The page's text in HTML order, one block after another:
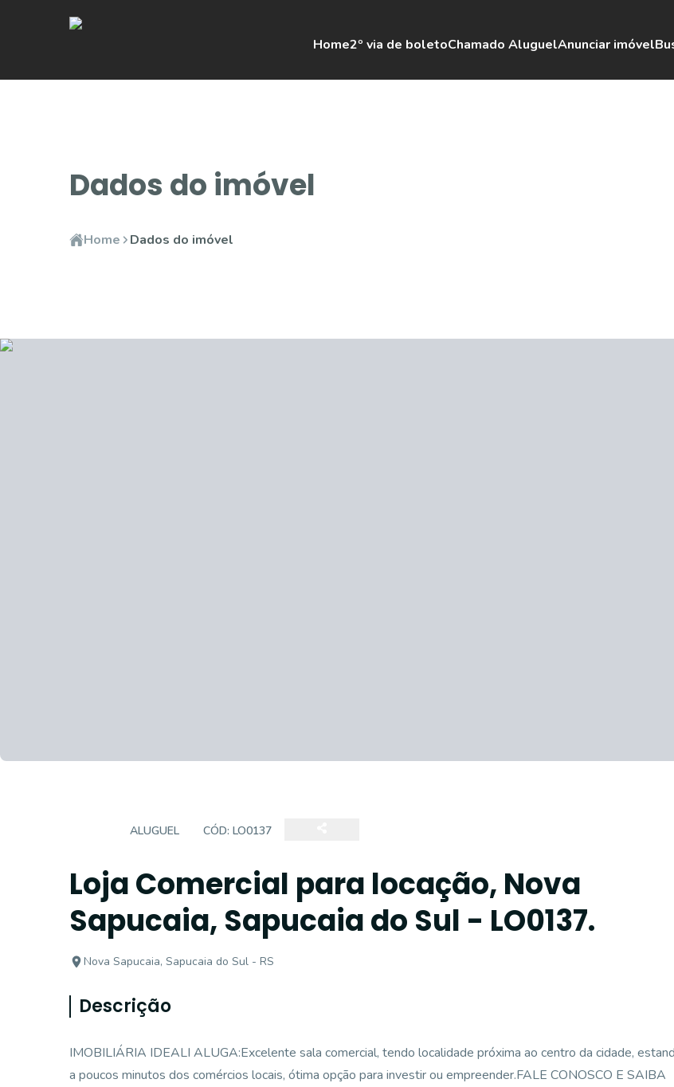
Home2º via de boletoChamado AluguelAnunciar imóvel
Dados do imóvel
Home Dados do imóvel
ALUGUEL CÓD: LO0137
Loja Comercial para locação, Nova
Sapucaia, Sapucaia do Sul - LO0137.
Nova Sapucaia, Sapucaia do Sul - RS
Descrição
IMOBILIÁRIA IDEALI ALUGA:Excelente sala comercial, tendo localidade próxima ao centro da cidade,
a poucos minutos dos comércios locais, ótima opção para investir ou empreender.FALE CONOSCO E SAIBA